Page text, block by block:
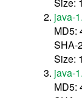
java-
MD5:
SHA-
Size:
java-
MD5: